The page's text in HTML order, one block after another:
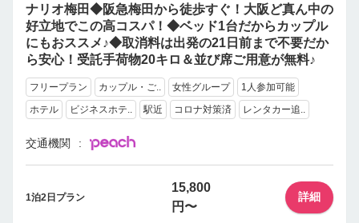
ナリオ梅田◆阪急梅田から徒歩すぐ！大阪ど真ん中の
好立地でこの高コスパ！◆ベッド1台だからカップル
にもおススメ♪◆取消料は出発の21日前まで不要だか
ら安心！受託手荷物20キロ＆並び席ご用意が無料♪
フリープラン カップル・ご.. 女性グループ
1人参加可能
ホテル
ビジネスホテ.. 駅近 コロナ対策済 レンタカー追..
交通機関
1泊2日プラン
15,800
円〜
詳細